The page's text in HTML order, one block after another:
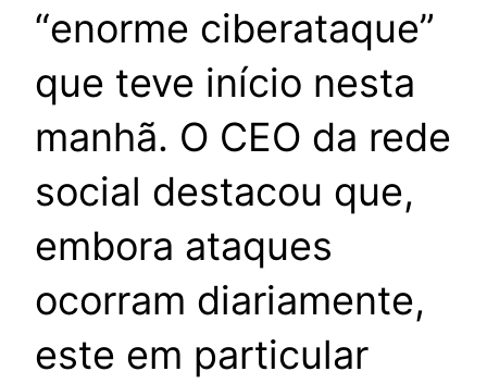
“enorme ciberataque”
que teve início nesta
manhã. O CEO da rede
social destacou que,
embora ataques
ocorram diariamente,
este em particular